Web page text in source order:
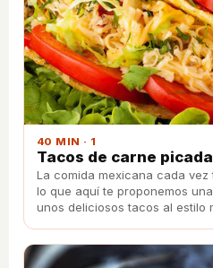
40 MIN · 1
Tacos de carne picada
La comida mexicana cada
lo que aquí te proponemos
unos deliciosos tacos al estilo